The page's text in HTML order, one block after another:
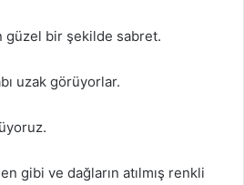
güzel bir şekilde sabret.
uzak görüyorlar.
gibi ve dağların atılmış renkli